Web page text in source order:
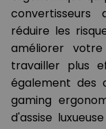
réduire les
améliorer
travailler plus
également des
gaming
d'assise